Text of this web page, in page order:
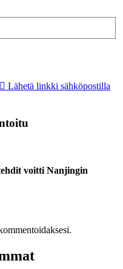
Lähetä linkki sähköpostilla
voitti Nanjingin